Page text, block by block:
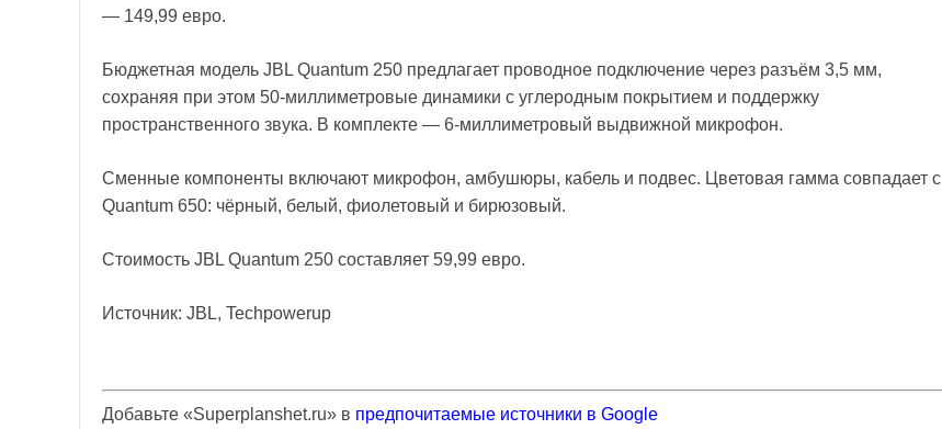
— 149,99 евро.
Бюджетная модель JBL Quantum 250 предлагает проводное подключение через разъём 3,5 мм,
сохраняя при этом 50-миллиметровые динамики с углеродным покрытием и поддержку
пространственного звука. В комплекте — 6-миллиметровый выдвижной микрофон.
Сменные компоненты включают микрофон, амбушюры, кабель и подвес. Цветовая гамма совпадает с
Quantum 650: чёрный, белый, фиолетовый и бирюзовый.
Стоимость JBL Quantum 250 составляет 59,99 евро.
Источник: JBL, Techpowerup
Добавьте «Superplanshet.ru» в предпочитаемые источники в Google